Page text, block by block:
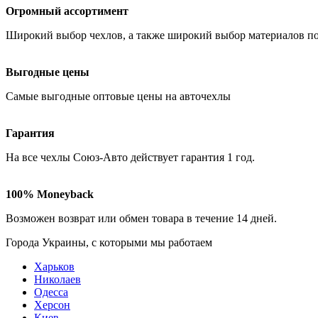
Огромный ассортимент
Широкий выбор чехлов, а также широкий выбор материалов
Выгодные цены
Самые выгодные оптовые цены на авточехлы
Гарантия
На все чехлы Союз-Авто действует гарантия 1 год.
100% Moneyback
Возможен возврат или обмен товара в течение 14 дней.
Города Украины, c которыми мы работаем
Харьков
Николаев
Одесса
Херсон